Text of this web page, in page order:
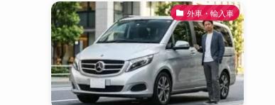
外車・輸入車